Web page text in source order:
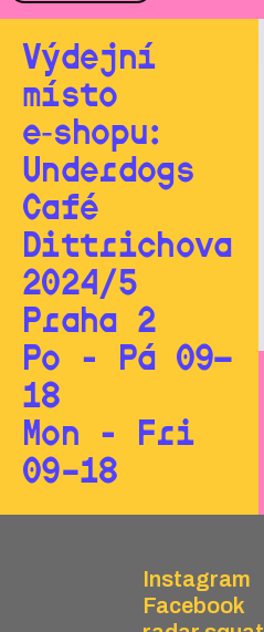
Výdejní
místo
e‑shopu:
Underdogs
Café
Dittrichova
2024/5
Praha 2
Po - Pá 09—
18
Mon - Fri
09–18
Instagram
Facebook